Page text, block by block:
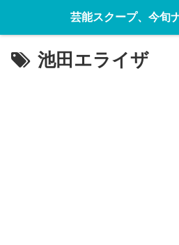
池田エライザ
芸能スクープ、今旬